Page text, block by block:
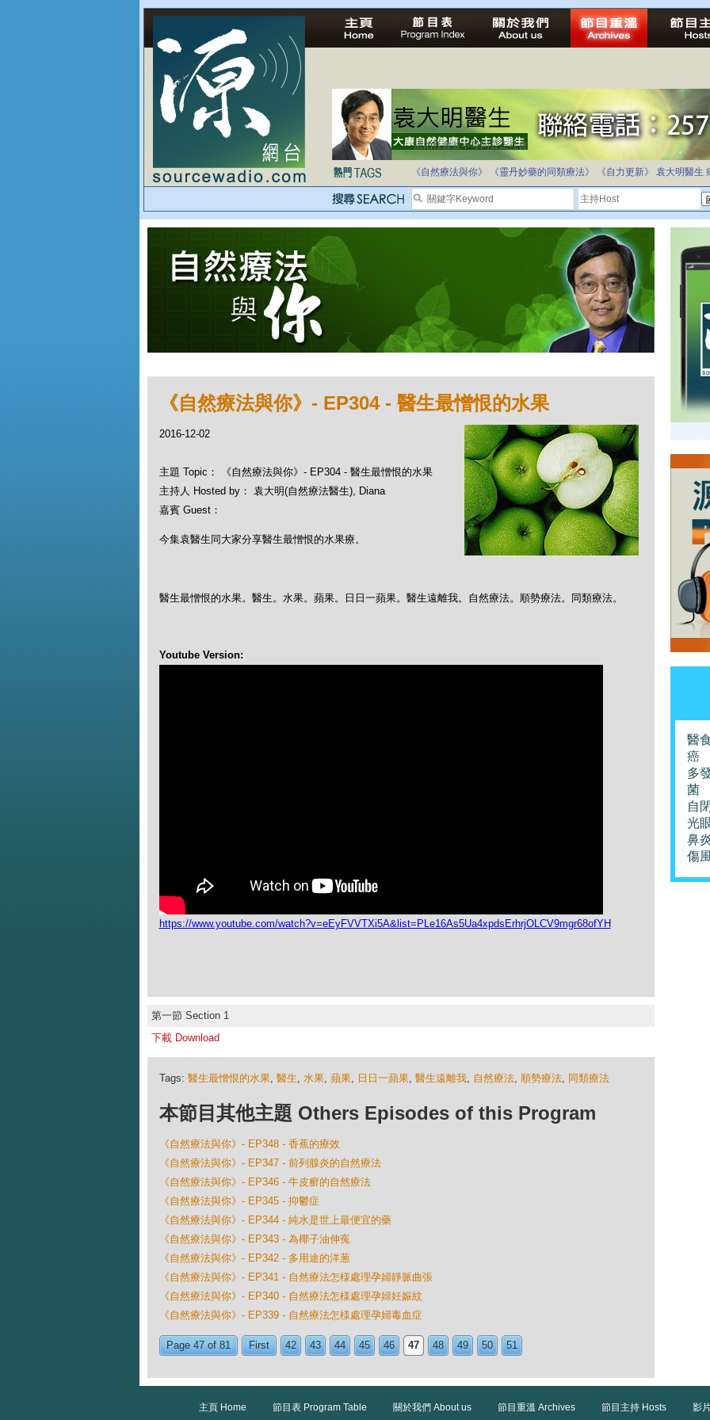
法治社會並不等同公正社會
自家教育合法化-推動多元化教育，全民學卷制
《自然療法與你》
《靈丹妙藥的同類療法》 《自力更新》 袁大明醫生
《自然療法與你》- EP304 - 醫生最憎恨的水果
2016-12-02
主題 Topic： 《自然療法與你》- EP304 - 醫生最憎恨的水果
主持人 Hosted by： 袁大明(自然療法醫生), Diana
嘉賓 Guest：
今集袁醫生同大家分享醫生最憎恨的水果療。
醫生最憎恨的水果。醫生。水果。蘋果。日日一蘋果。醫生遠離我。自然療法。順勢療法。同類療法。
Youtube Version:
https://www.youtube.com/watch?v=eEyFVVTXi5A&list=PLe16As5Ua4xpdsErhrjOLCV9mgr68ofYH
第一節 Section 1
下載 Download
Tags: 醫生最憎恨的水果, 醫生, 水果, 蘋果, 日日一蘋果, 醫生遠離我, 自然療法, 順勢療法, 同類療法
本節目其他主題 Others Episodes of this Program
《自然療法與你》- EP348 - 香蕉的療效
《自然療法與你》- EP347 - 前列腺炎的自然療法
《自然療法與你》- EP346 - 牛皮癬的自然療法
《自然療法與你》- EP345 - 抑鬱症
《自然療法與你》- EP344 - 純水是世上最便宜的藥
《自然療法與你》- EP343 - 為椰子油伸寃
《自然療法與你》- EP342 - 多用途的洋葱
《自然療法與你》- EP341 - 自然療法怎様處理孕婦靜脈曲張
《自然療法與你》- EP340 - 自然療法怎様處理孕婦妊娠紋
《自然療法與你》- EP339 - 自然療法怎様處理孕婦毒血症
Page 47 of 81 First 42 43 44 45 46 47 48 49 50 51
醫
癌
多
菌
自
光
鼻
傷
主頁 Home 節目表 Program Table 關於我們 About us 節目重溫 Archives 節目主持 Hosts 影